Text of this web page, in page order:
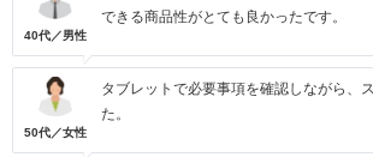
40代／男性
できる商品性がとても良かったです。
50代／女性
タブレットで必要事項を確認しながら、
た。